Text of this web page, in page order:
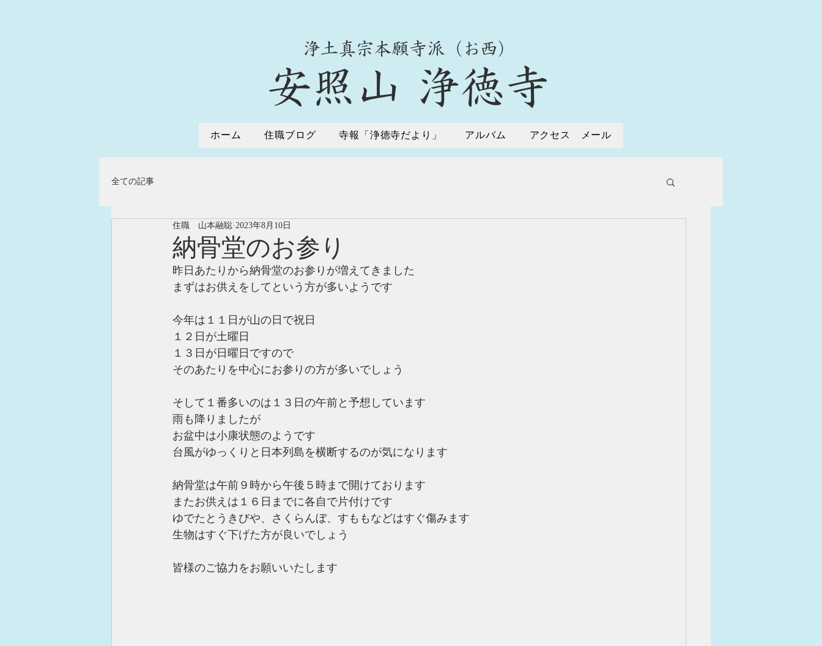
​浄土真宗本願寺派（お西）
​安照山 浄徳寺
ホーム 住職ブログ 寺報「浄徳寺だより」 アルバム アクセス メール
全ての記事
納骨堂のお参り
住職 山本融聡 2023年8月10日
昨日あたりから納骨堂のお参りが増えてきました
まずはお供えをしてという方が多いようです
今年は１１日が山の日で祝日
１２日が土曜日
１３日が日曜日ですので
そのあたりを中心にお参りの方が多いでしょう
そして１番多いのは１３日の午前と予想しています
雨も降りましたが
お盆中は小康状態のようです
台風がゆっくりと日本列島を横断するのが気になります
納骨堂は午前９時から午後５時まで開けております
またお供えは１６日までに各自で片付けです
ゆでたとうきびや、さくらんぼ、すももなどはすぐ傷みます
生物はすぐ下げた方が良いでしょう
皆様のご協力をお願いいたします